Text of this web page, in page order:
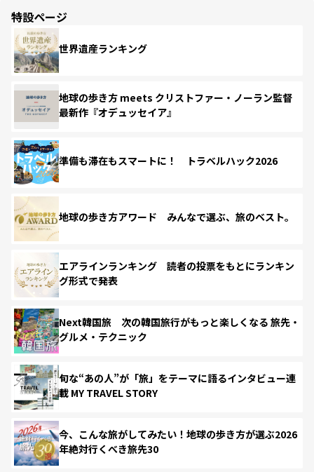
特設ページ
世界遺産ランキング
地球の歩き方 meets クリストファー・ノーラン監督
最新作『オデュッセイア』
準備も滞在もスマートに！ トラベルハック2026
地球の歩き方アワード みんなで選ぶ、旅のベスト。
エアラインランキング 読者の投票をもとにランキン
グ形式で発表
Next韓国旅 次の韓国旅行がもっと楽しくなる 旅先・
グルメ・テクニック
旬な“あの人”が「旅」をテーマに語るインタビュー連
載 MY TRAVEL STORY
今、こんな旅がしてみたい！地球の歩き方が選ぶ2026
年絶対行くべき旅先30